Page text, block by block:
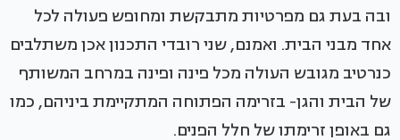
ובה בעת גם מפרטיות מתבקשת ומחופש פעולה לכל
אחד מבני הבית. ואמנם, שני רובדי התכנון אכן משתלבים
כנרטיב מגובש העולה מכל פינה ופינה במרחב המשותף
של הבית והגן- בזרימה הפתוחה המתקיימת ביניהם, כמו
גם באופן זרימתו של חלל הפנים.